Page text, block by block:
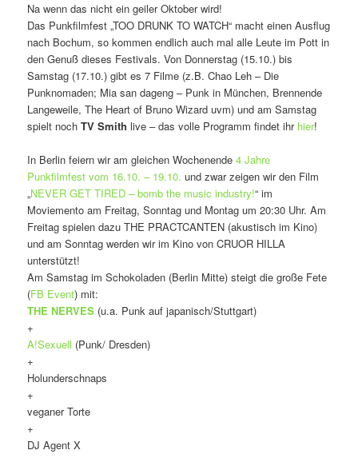
Na wenn das nicht ein geiler Oktober wird!
Das Punkfilmfest „TOO DRUNK TO WATCH“ macht einen Ausflug
nach Bochum, so kommen endlich auch mal alle Leute im Pott in
den Genuß dieses Festivals. Von Donnerstag (15.10.) bis
Samstag (17.10.) gibt es 7 Filme (z.B. Chao Leh – Die
Punknomaden; Mia san dageng – Punk in München, Brennende
Langeweile, The Heart of Bruno Wizard uvm) und am Samstag
spielt nochTV Smith live – das volle Programm findet ihr hier!
In Berlin feiern wir am gleichen Wochenende4 Jahre
Punkfilmfest vom 16.10. – 19.10. und zwar zeigen wir den Film
„NEVER GET TIRED – bomb the music industry!“ im
Moviemento am Freitag, Sonntag und Montag um 20:30 Uhr. Am
Freitag spielen dazu THE PRACTCANTEN (akustisch im Kino)
und am Sonntag werden wir im Kino von CRUOR HILLA
unterstützt!
Am Samstag im Schokoladen (Berlin Mitte) steigt die große Fete
(FB Event) mit:
THE NERVES (u.a. Punk auf japanisch/Stuttgart)
+
A!Sexuell (Punk/ Dresden)
+
Holunderschnaps
+
veganer Torte
+
DJ Agent X